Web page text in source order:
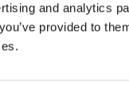
and analytics
provided to